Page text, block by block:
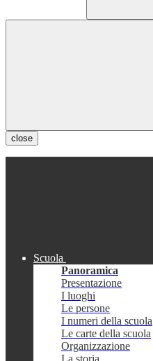
close
Scuola
Panoramica
Presentazione
I luoghi
Le persone
I numeri della scuola
Le carte della scuola
Organizzazione